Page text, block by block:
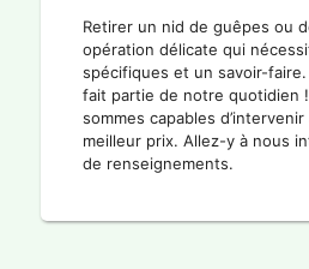
Retirer un nid de guêpes ou
opération délicate qui
spécifiques et un savoir-
fait partie de notre quotidien !
sommes capables
meilleur prix. Allez-y à nous
de renseignements.